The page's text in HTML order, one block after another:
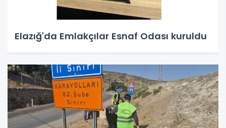
Elazığ'da Emlakçılar Esnaf Odası kuruldu